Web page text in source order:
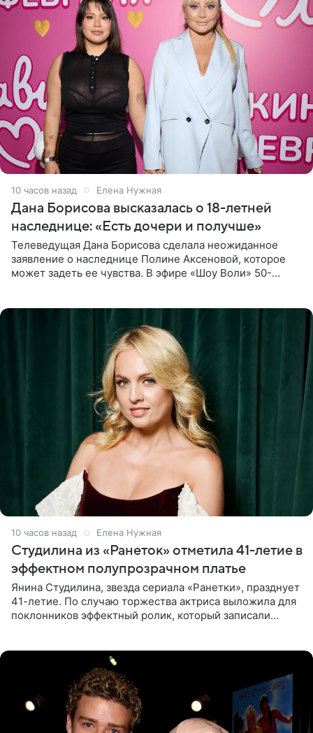
10 часов назад Елена Нужная
Дана Борисова высказалась о 18-летней
наследнице: «Есть дочери и получше»
Телеведущая Дана Борисова сделала неожиданное
заявление о наследнице Полине Аксеновой, которое
может задеть ее чувства. В эфире «Шоу Воли» 50-
10 часов назад Елена Нужная
Студилина из «Ранеток» отметила 41-летие в
эффектном полупрозрачном платье
Янина Студилина, звезда сериала «Ранетки», празднует
41-летие. По случаю торжества актриса выложила для
поклонников эффектный ролик, который записали